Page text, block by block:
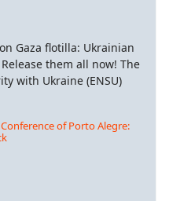
Gaza flotilla: Ukrainian
them all now! The
with Ukraine (ENSU)
of Porto Alegre: